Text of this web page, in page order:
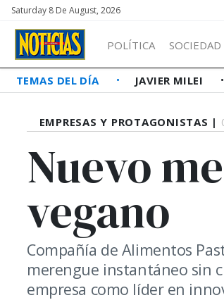
Saturday 8 De August, 2026
POLÍTICA SOCIEDAD
TEMAS DEL DÍA JAVIER MILEI
EMPRESAS Y PROTAGONISTAS |
Nuevo
vegano
Compañía de Alimentos
merengue instantáneo sin
empresa como líder en